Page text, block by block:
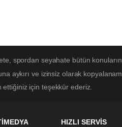
spordan seyahate bütün
aykırı ve izinsiz olarak
ettiğiniz için teşekkür ederiz.
HIZLI SERVİS